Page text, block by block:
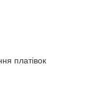
платівок